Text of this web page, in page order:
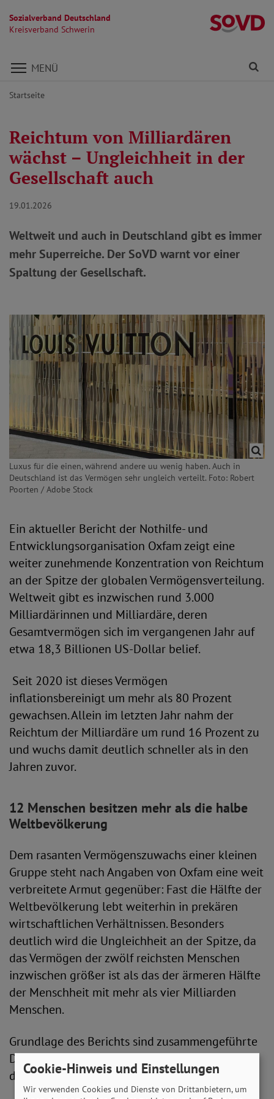
Sozialverband Deutschland
Kreisverband Schwerin
Direkt zu den Inhalten springen
MENÜ
Startseite
Reichtum von Milliardären
wächst – Ungleichheit in der
Gesellschaft auch
19.01.2026
Weltweit und auch in Deutschland gibt es immer
mehr Superreiche. Der SoVD warnt vor einer
Spaltung der Gesellschaft.
Luxus für die einen, während andere uu wenig haben. Auch in
Deutschland ist das Vermögen sehr ungleich verteilt. Foto: Robert
Poorten / Adobe Stock
Ein aktueller Bericht der Nothilfe- und
Entwicklungsorganisation Oxfam zeigt eine
weiter zunehmende Konzentration von Reichtum
an der Spitze der globalen Vermögensverteilung.
Weltweit gibt es inzwischen rund 3.000
Milliardärinnen und Milliardäre, deren
Gesamtvermögen sich im vergangenen Jahr auf
etwa 18,3 Billionen US-Dollar belief.
Seit 2020 ist dieses Vermögen
inflationsbereinigt um mehr als 80 Prozent
gewachsen. Allein im letzten Jahr nahm der
Reichtum der Milliardäre um rund 16 Prozent zu
und wuchs damit deutlich schneller als in den
Jahren zuvor.
12 Menschen besitzen mehr als die halbe
Weltbevölkerung
Dem rasanten Vermögenszuwachs einer kleinen
Gruppe steht nach Angaben von Oxfam eine weit
verbreitete Armut gegenüber: Fast die Hälfte der
Weltbevölkerung lebt weiterhin in prekären
wirtschaftlichen Verhältnissen. Besonders
deutlich wird die Ungleichheit an der Spitze, da
das Vermögen der zwölf reichsten Menschen
inzwischen größer ist als das der ärmeren Hälfte
der Menschheit mit mehr als vier Milliarden
Menschen.
Grundlage des Berichts sind zusammengeführte
Daten unter anderem aus Vermögensrankings,
der Weltbank und dem Weltvermögensreport.
Cookie-Hinweis und Einstellungen
Wir verwenden Cookies und Dienste von Drittanbietern, um